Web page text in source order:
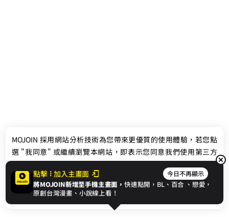
聯絡我們
© 2024 gamania Digital Entertainment Co., Ltd.
點擊 加入主畫面 今日不再顯示
將MOJOIN新增至手機主畫面，快速點開，BL、 百合 、戀愛，
原創台灣漫畫、小說線上看！
MOJOIN 採用網站分析技術為您帶來更優質的使用體驗，若您點
選 "我同意" 或繼續瀏覽本網站，即表示您同意我們使用第三方
Cookie，欲瞭解更多資訊請見隱私權政策。
我同意